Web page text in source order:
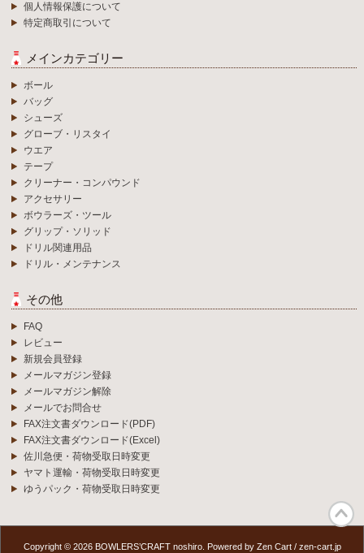
個人情報保護について
特定商取引について
メインカテゴリー
ボール
バッグ
シューズ
グローブ・リスタイ
ウエア
テープ
クリーナー・コンパウンド
アクセサリー
ボウラーズ・ツール
グリップ・ソリッド
ドリル関連用品
ドリル・メンテナンス
その他
FAQ
レビュー
新規会員登録
メールマガジン登録
メールマガジン解除
メールでお問合せ
FAX注文書ダウンロード(PDF)
FAX注文書ダウンロード(Excel)
佐川急便・荷物受取日時変更
ヤマト運輸・荷物受取日時変更
ゆうパック・荷物受取日時変更
Copyright © 2026 BOWLERS’CRAFT noshiro. Powered by Zen Cart/ zen-cart.jp